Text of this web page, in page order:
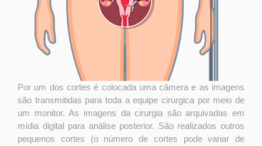
Por um dos cortes é colocada uma câmera e as imagens
são transmitidas para toda a equipe cirúrgica por meio de
um monitor. As imagens da cirurgia são arquivadas em
mídia digital para análise posterior. São realizados outros
pequenos cortes (o número de cortes pode variar de